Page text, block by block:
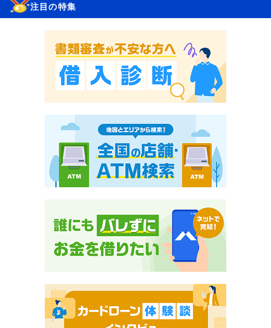
注目の特集